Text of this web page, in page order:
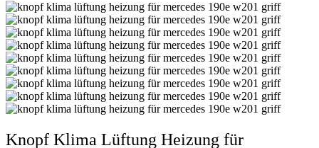
Knopf Klima Lüftung Heizung für